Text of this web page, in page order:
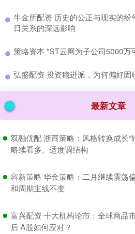
牛金所配资 历史的公正与现实的纷
日关系的深远影响
策略资本 *ST云网为子公司5000万
弘盛配资 投资稳进派，为何偏好固
最新文章
双融优配 浙商策略：风格转换成长“
略续看多、适度调结构
容新策略 华金策略：二月继续震荡
和周期主线不变
富兴配资 十大机构论市：全球商品
后 A股如何应对？